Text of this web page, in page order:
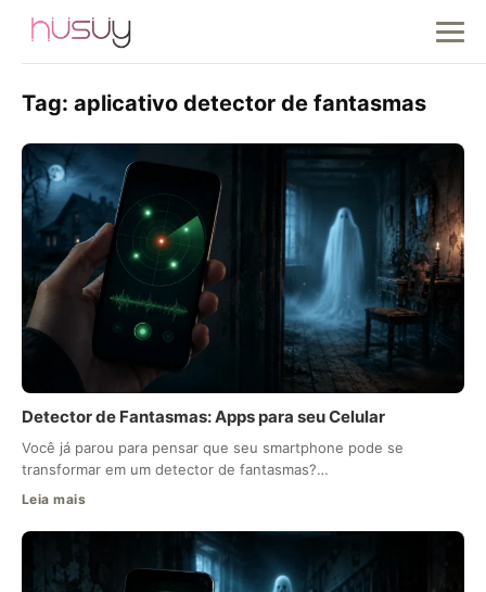
Tag: aplicativo detector de fantasmas
Detector de Fantasmas: Apps para seu Celular
Você já parou para pensar que seu smartphone pode se
transformar em um detector de fantasmas?…
Leia mais